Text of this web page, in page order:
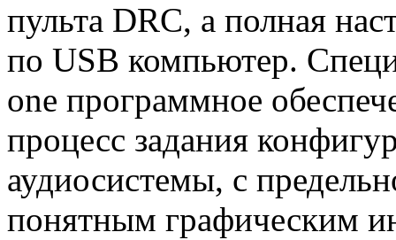
пульта DRC, а полная
по USB компьютер.
one программное
процесс задания
аудиосистемы, с
понятным графическим